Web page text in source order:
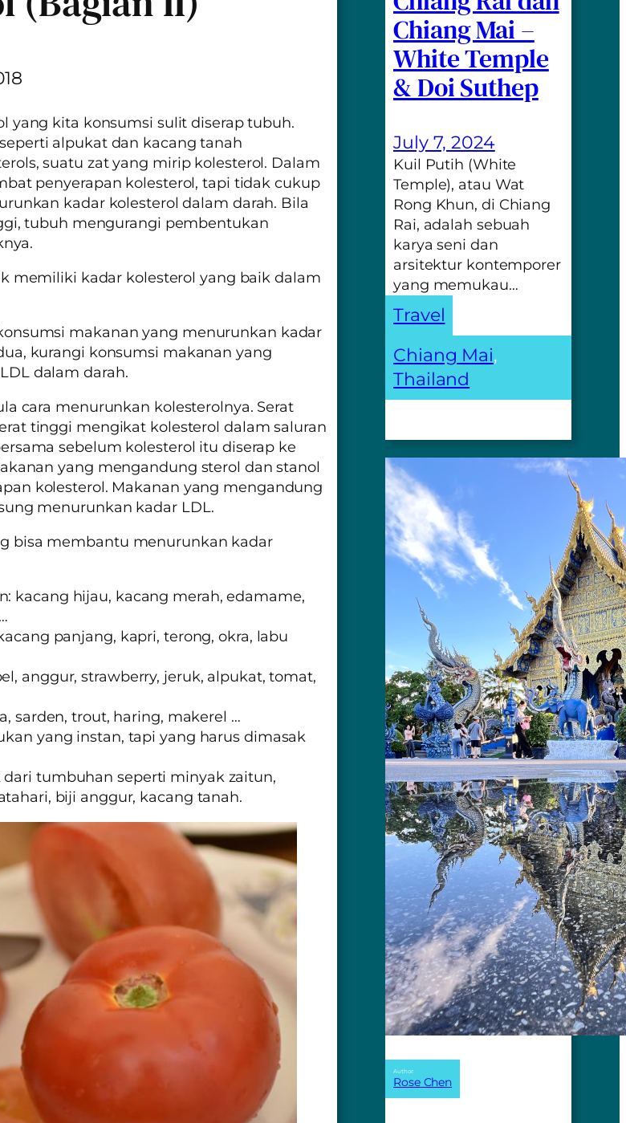
yang kita konsumsi sulit diserap tubuh.
alpukat dan kacang tanah
suatu zat yang mirip kolesterol. Dalam
penyerapan kolesterol, tapi tidak cukup
kadar kolesterol dalam darah. Bila
tubuh mengurangi pembentukan
memiliki kadar kolesterol yang baik dalam
makanan yang menurunkan kadar
kurangi konsumsi makanan yang
dalam darah.
cara menurunkan kolesterolnya. Serat
tinggi mengikat kolesterol dalam saluran
sebelum kolesterol itu diserap ke
yang mengandung sterol dan stanol
kolesterol. Makanan yang mengandung
menurunkan kadar LDL.
bisa membantu menurunkan kadar
kacang hijau, kacang merah, edamame,
panjang, kapri, terong, okra, labu
anggur, strawberry, jeruk, alpukat, tomat,
sarden, trout, haring, makerel …
yang instan, tapi yang harus dimasak
tumbuhan seperti minyak zaitun,
biji anggur, kacang tanah.
Chiang Mai –
White Temple
& Doi Suthep
July 7, 2024
Kuil Putih (White
Temple), atau Wat
Rong Khun, di Chiang
Rai, adalah sebuah
karya seni dan
arsitektur kontemporer
yang memukau…
Travel
Chiang Mai
Thailand
Author:
Rose Chen